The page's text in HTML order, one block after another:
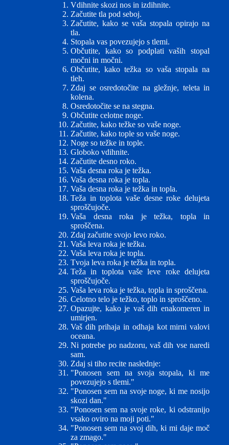
Vdihnite skozi nos in izdihnite.
Začutite tla pod seboj.
Začutite, kako se vaša stopala opirajo na
tla.
Stopala vas povezujejo s tlemi.
Občutite, kako so podplati vaših stopal
močni in močni.
Občutite, kako težka so vaša stopala na
tleh.
Zdaj se osredotočite na gležnje, teleta in
kolena.
Osredotočite se na stegna.
Občutite celotne noge.
Začutite, kako težke so vaše noge.
Začutite, kako tople so vaše noge.
Noge so težke in tople.
Globoko vdihnite.
Začutite desno roko.
Vaša desna roka je težka.
Vaša desna roka je topla.
Vaša desna roka je težka in topla.
Teža in toplota vaše desne roke delujeta
sproščujoče.
Vaša desna roka je težka, topla in
sproščena.
Zdaj začutite svojo levo roko.
Vaša leva roka je težka.
Vaša leva roka je topla.
Tvoja leva roka je težka in topla.
Teža in toplota vaše leve roke delujeta
sproščujoče.
Vaša leva roka je težka, topla in sproščena.
Celotno telo je težko, toplo in sproščeno.
Opazujte, kako je vaš dih enakomeren in
umirjen.
Vaš dih prihaja in odhaja kot mirni valovi
oceana.
Ni potrebe po nadzoru, vaš dih vse naredi
sam.
Zdaj si tiho recite naslednje:
"Ponosen sem na svoja stopala, ki me
povezujejo s tlemi."
"Ponosen sem na svoje noge, ki me nosijo
skozi dan."
"Ponosen sem na svoje roke, ki odstranijo
vsako oviro na moji poti."
"Ponosen sem na svoj dih, ki mi daje moč
za zmago."